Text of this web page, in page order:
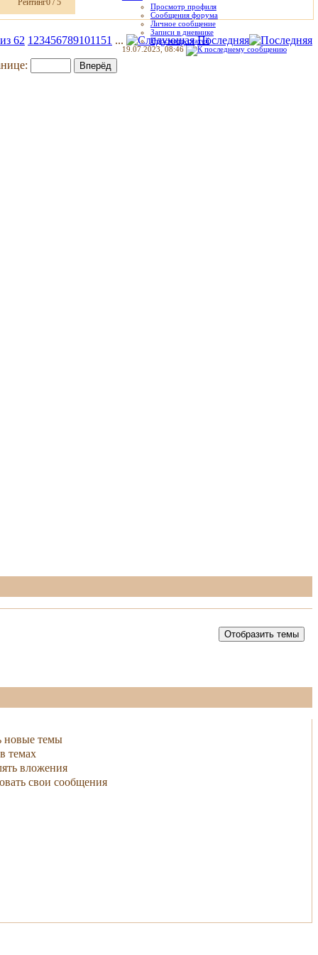
Рейтинг0 / 5
Просмотр профиля
Сообщения форума
Личное сообщение
Записи в дневнике
Просмотр статей
19.07.2023, 08:46
62 1 234567891011 51 ... Последняя
новые темы
темах
вложения
свои сообщения